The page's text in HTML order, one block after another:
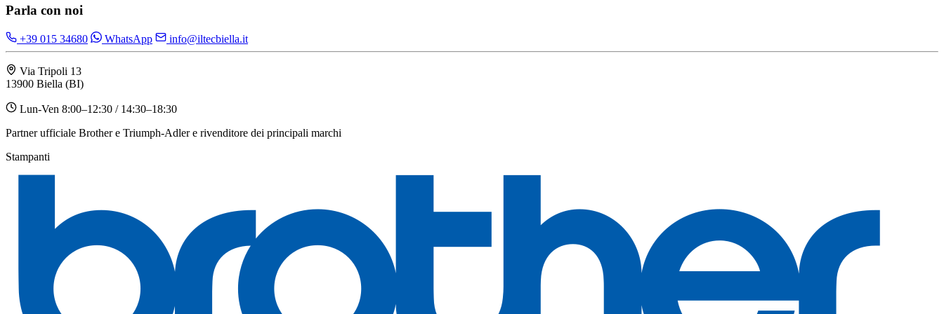
Parla con noi
+39 015 34680 WhatsApp info@iltecbiella.it
Via Tripoli 13
13900 Biella (BI)
Lun-Ven 8:00–12:30 / 14:30–18:30
Partner ufficiale Brother e Triumph-Adler e rivenditore dei principali marchi
Stampanti